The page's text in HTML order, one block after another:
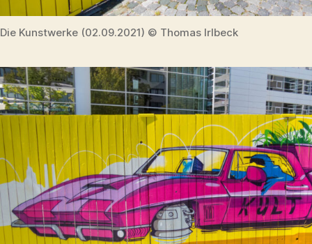
Die Kunstwerke (02.09.2021) © Thomas Irlbeck